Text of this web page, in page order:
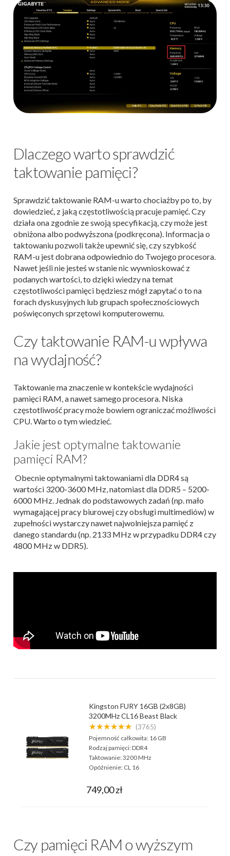
Dlaczego warto sprawdzić
taktowanie pamięci?
Sprawdzić taktowanie RAM-u warto chociażby po to, by
dowiedzieć, z jaką częstotliwością pracuje pamięć. Czy
działa ona zgodnie ze swoją specyfikacją, czy może jest
obniżona albo podwyższona (podkręcona). Informacja o
taktowaniu pozwoli także upewnić się, czy szybkość
RAM-u jest dobrana odpowiednio do Twojego procesora.
Nawet jeśli nie jesteś w stanie nic wywnioskować z
podanych wartości, to dzięki wiedzy na temat
częstotliwości pamięci będziesz mógł zapytać o to na
forach dyskusyjnych lub grupach społecznościowych
poświęconych sprzętowi komputerowemu.
Czy taktowanie RAM-u wpływa
na wydajność?
Taktowanie ma znaczenie w kontekście wydajności
pamięci RAM, a nawet samego procesora. Niska
częstotliwość pracy może bowiem ograniczać możliwości
CPU. Warto o tym wiedzieć.
Jakie jest optymalne taktowanie
pamięci RAM?
Obecnie optymalnymi taktowaniami dla DDR4 są
wartości 3200-3600 MHz, natomiast dla DDR5 – 5200-
6000 MHz. Jednak do podstawowych zadań (np. mało
wymagającej pracy biurowej czy obsługi multimediów) w
zupełności wystarczy nawet najwolniejsza pamięć z
danego standardu (np. 2133 MHz w przypadku DDR4 czy
4800 MHz w DDR5).
Kingston FURY 16GB (2x8GB)
3200MHz CL16 Beast Black
★★★★★★ (3765)
Pojemność całkowita: 16 GB
Rodzaj pamięci:DDR4
Taktowanie:3200 MHz
Opóźnienie: CL 16
749,00 zł
Czy pamięci RAM o wyższym